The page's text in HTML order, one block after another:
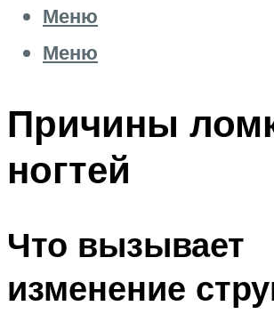
Меню
Меню
Причины
ногтей
Что вызывает
изменение